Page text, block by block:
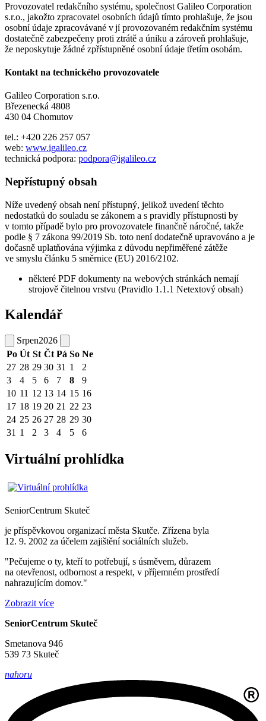
Provozovatel redakčního systému, společnost Galileo Corporation
s.r.o., jakožto zpracovatel osobních údajů tímto prohlašuje, že jsou
osobní údaje zpracovávané v jí provozovaném redakčním systému
dostatečně zabezpečeny proti ztrátě a úniku a zároveň prohlašuje,
že neposkytuje žádné zpřístupněné osobní údaje třetím osobám.
Kontakt na technického provozovatele
Galileo Corporation s.r.o.
Březenecká 4808
430 04 Chomutov
tel.: +420 226 257 057
web: www.igalileo.cz
technická podpora: podpora@igalileo.cz
Nepřístupný obsah
Níže uvedený obsah není přístupný, jelikož uvedení těchto
nedostatků do souladu se zákonem a s pravidly přístupnosti by
v tomto případě bylo pro provozovatele finančně náročné, takže
podle § 7 zákona 99/2019 Sb. toto není dodatečně upravováno a je
dočasně uplatňována výjimka z důvodu nepřiměřené zátěže
ve smyslu článku 5 směrnice (EU) 2016/2102.
některé PDF dokumenty na webových stránkách nemají
strojově čitelnou vrstvu (Pravidlo 1.1.1 Netextový obsah)
Kalendář
Srpen2026
Po Út St Čt Pá So Ne
27 28 29 30 31 1
2
3
4 5 6 7 8
9
10 11 12 13 14 15 16
17 18 19 20 21 22 23
24 25 26 27 28 29 30
31 1 2 3 4 5 6
Virtuální prohlídka
SeniorCentrum Skuteč
je příspěvkovou organizací města Skutče. Zřízena byla
12. 9. 2002 za účelem zajištění sociálních služeb.
"Pečujeme o ty, kteří to potřebují, s úsměvem, důrazem
na otevřenost, odbornost a respekt, v příjemném prostředí
nahrazujícím domov."
Zobrazit více
SeniorCentrum Skuteč
Smetanova 946
539 73 Skuteč
nahoru